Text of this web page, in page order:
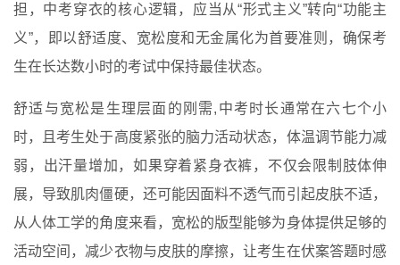
担，中考穿衣的核心逻辑，应当从“形式主义”转向“功能主
义”，即以舒适度、宽松度和无金属化为首要准则，确保考
生在长达数小时的考试中保持最佳状态。
舒适与宽松是生理层面的刚需,中考时长通常在六七个小
时，且考生处于高度紧张的脑力活动状态，体温调节能力减
弱，出汗量增加，如果穿着紧身衣裤，不仅会限制肢体伸
展，导致肌肉僵硬，还可能因面料不透气而引起皮肤不适，
从人体工学的角度来看，宽松的版型能够为身体提供足够的
活动空间，减少衣物与皮肤的摩擦，让考生在伏案答题时感